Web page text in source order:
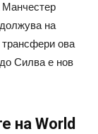
Манчестер
на
трансфери ова
Силва е нов
на World